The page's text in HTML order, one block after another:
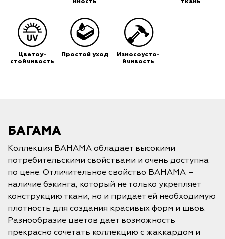
нность ткань
Цветоу-
стойчивость
Простой уход
Износоусто-
йчивость
БАГАМА
Коллекция BAHAMA обладает высокими
потребительскими свойствами и очень доступна
по цене. Отличительное свойство BAHAMA –
наличие бэкинга, который не только укрепляет
конструкцию ткани, но и придает ей необходимую
плотность для создания красивых форм и швов.
Разнообразие цветов дает возможность
прекрасно сочетать коллекцию с жаккардом и